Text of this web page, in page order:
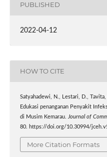
PUBLISHED
2022-04-12
HOW TO CITE
Satyahadewi, N., Lestari, D.,
Edukasi penanganan Penyakit
di Musim Kemarau.
Journal of
80. https://doi.org/10.30994/
More Citation Formats